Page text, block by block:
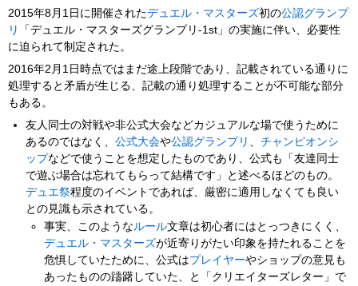
2015年8月1日に開催されたデュエル・マスターズ初の公認グランプ
リ
「デュエル・マスターズグランプリ-1st」の実施に伴い、必要性
に迫られて制定された。
2016年2月1日時点ではまだ途上段階であり、記載されている通りに
処理すると矛盾が生じる、記載の通り処理することが不可能な部分
もある。
友人同士の対戦や非公式大会などカジュアルな場で使うために
あるのではなく、公式大会や公認グランプリ 、チャンピオンシ
ップなどで使うことを想定したものであり、公式も「友達同士
で遊ぶ場合は忘れてもらって結構です」と述べるほどのもの。
デュエ祭程度のイベントであれば、厳密に適用しなくても良い
との見識も示されている。
事実、このような ルール文章は初心者にはとっつきにくく、
デュエル・マスターズが近寄りがたい印象を持たれることを
危惧していたために、公式はプレイヤーやショップの意見も
あったものの躊躇していた、と「クリエイターズレター」で